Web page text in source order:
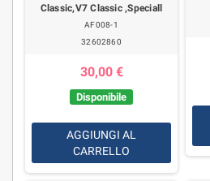
Classic,V7 Classic ,Speciall
AF008-1
32602860
30,00 €
Disponibile
AGGIUNGI AL
CARRELLO